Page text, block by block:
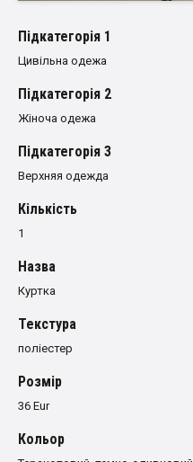
Пiдкатегорiя 1
Цивільна одежа
Пiдкатегорiя 2
Жіноча одежа
Пiдкатегорiя 3
Верхняя одежда
Кількість
1
Назва
Куртка
Текстура
поліестер
Розмiр
36 Eur
Кольор